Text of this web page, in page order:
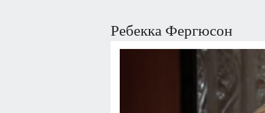
Ребекка Фергюсон